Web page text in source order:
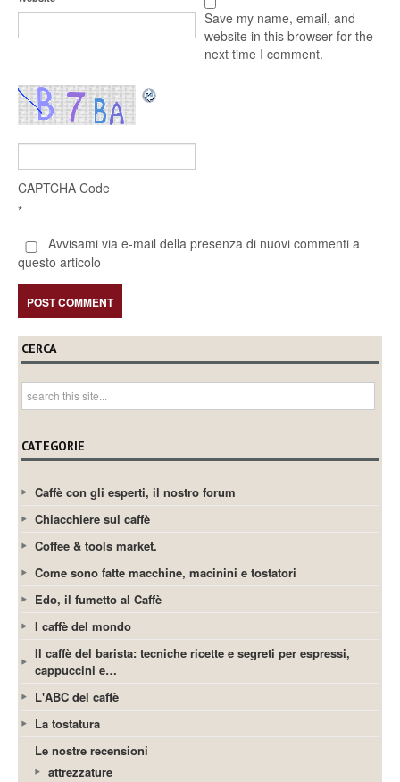
Save my name, email, and
website in this browser for the
next time I comment.
CAPTCHA Code
*
Avvisami via e-mail della presenza di nuovi commenti a
questo articolo
CERCA
CATEGORIE
Caffè con gli esperti, il nostro forum
Chiacchiere sul caffè
Coffee & tools market.
Come sono fatte macchine, macinini e tostatori
Edo, il fumetto al Caffè
I caffè del mondo
Il caffè del barista: tecniche ricette e segreti per espressi,
cappuccini e…
L'ABC del caffè
La tostatura
Le nostre recensioni
attrezzature